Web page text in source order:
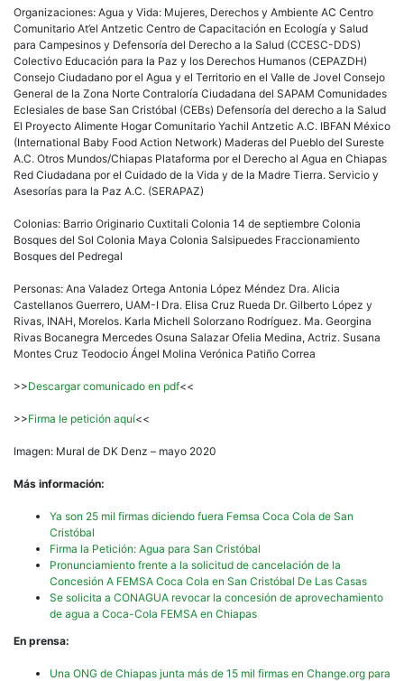
Organizaciones: Agua y Vida: Mujeres, Derechos y Ambiente AC Centro
Comunitario At’el Antzetic Centro de Capacitación en Ecología y Salud
para Campesinos y Defensoría del Derecho a la Salud (CCESC-DDS)
Colectivo Educación para la Paz y los Derechos Humanos (CEPAZDH)
Consejo Ciudadano por el Agua y el Territorio en el Valle de Jovel Consejo
General de la Zona Norte Contraloría Ciudadana del SAPAM Comunidades
Eclesiales de base San Cristóbal (CEBs) Defensoría del derecho a la Salud
El Proyecto Alimente Hogar Comunitario Yachil Antzetic A.C. IBFAN México
(International Baby Food Action Network) Maderas del Pueblo del Sureste
A.C. Otros Mundos/Chiapas Plataforma por el Derecho al Agua en Chiapas
Red Ciudadana por el Cuidado de la Vida y de la Madre Tierra. Servicio y
Asesorías para la Paz A.C. (SERAPAZ)
Colonias: Barrio Originario Cuxtitali Colonia 14 de septiembre Colonia
Bosques del Sol Colonia Maya Colonia Salsipuedes Fraccionamiento
Bosques del Pedregal
Personas: Ana Valadez Ortega Antonia López Méndez Dra. Alicia
Castellanos Guerrero, UAM-I Dra. Elisa Cruz Rueda Dr. Gilberto López y
Rivas, INAH, Morelos. Karla Michell Solorzano Rodríguez. Ma. Georgina
Rivas Bocanegra Mercedes Osuna Salazar Ofelia Medina, Actriz. Susana
Montes Cruz Teodocio Ángel Molina Verónica Patiño Correa
>>Descargar comunicado en pdf<<
>>Firma le petición aquí<<
Imagen: Mural de DK Denz – mayo 2020
Más información:
Ya son 25 mil firmas diciendo fuera Femsa Coca Cola de San
Cristóbal
Firma la Petición: Agua para San Cristóbal
Pronunciamiento frente a la solicitud de cancelación de la
Concesión A FEMSA Coca Cola en San Cristóbal De Las Casas
Se solicita a CONAGUA revocar la concesión de aprovechamiento
de agua a Coca-Cola FEMSA en Chiapas
En prensa:
Una ONG de Chiapas junta más de 15 mil firmas en Change.org para